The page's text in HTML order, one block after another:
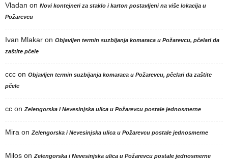
Vladan on Novi kontejneri za staklo i karton postavljeni na više lokacija u
Požarevcu
Ivan Mlakar on Objavljen termin suzbijanja komaraca u Požarevcu, pčelari da
zaštite pčele
ccc on Objavljen termin suzbijanja komaraca u Požarevcu, pčelari da zaštite
pčele
cc on Zelengorska i Nevesinjska ulica u Požarevcu postale jednosmerne
Mira on Zelengorska i Nevesinjska ulica u Požarevcu postale jednosmerne
Milos on Zelengorska i Nevesinjska ulica u Požarevcu postale jednosmerne